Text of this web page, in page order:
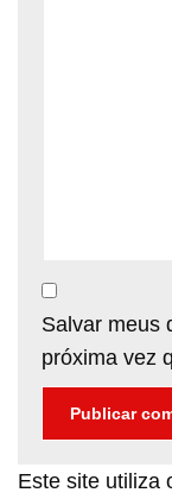
Salvar meus
próxima vez
Este site utiliza